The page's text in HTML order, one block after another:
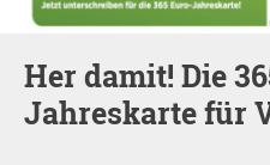
Her damit! Die 365 Euro-
Jahreskarte für